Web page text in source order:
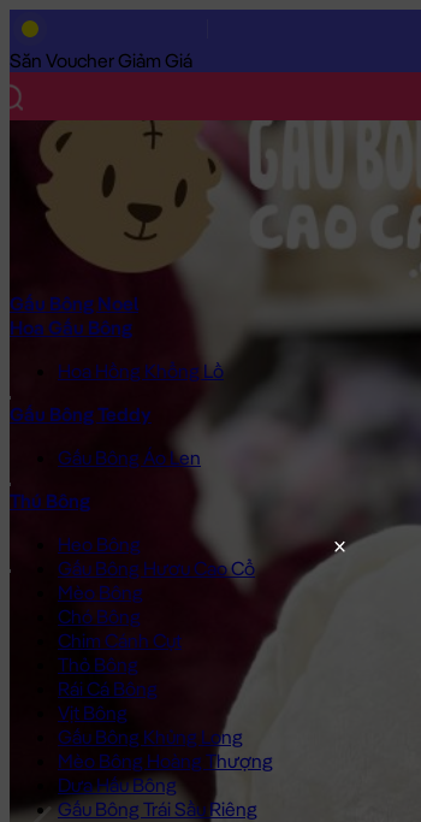
Săn Voucher Giảm Giá
Gấu Bông Noel
Hoa Gấu Bông
Hoa Hồng Khổng Lồ
Gấu Bông Teddy
Gấu Bông Áo Len
Thú Bông
Heo Bông
Gấu Bông Hươu Cao Cổ
Mèo Bông
Chó Bông
Chim Cánh Cụt
Thỏ Bông
Rái Cá Bông
Vịt Bông
Gấu Bông Khủng Long
Mèo Bông Hoàng Thượng
Dưa Hấu Bông
Gấu Bông Trái Sầu Riêng
Trang Chủ